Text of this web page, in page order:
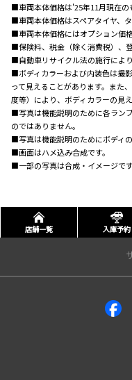
■車両本体価格は'25年11月現在の
■車両本体価格はスペアタイヤ、
■車両本体価格にはオプション価
■保険料、税金（除く消費税）、
■自動車リサイクル法の施行によ
■ボディカラーおよび内装色は撮
って見えることがあります。また
度等）により、ボディカラーの見
■写真は機能説明のために各ラン
のではありません。
■写真は機能説明のためにボディ
■画面はハメ込み合成です。
■一部の写真は合成・イメージです
店舗一覧 入庫予約